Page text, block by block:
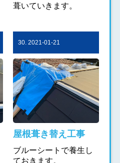
葺いていきます。
30. 2021-01-21
屋根葺き替え工事
ブルーシートで養生し
ておきます。